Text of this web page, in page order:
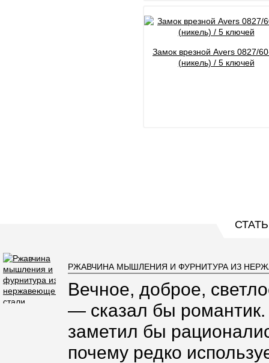
Замок врезной Avers 0827/
(никель) / 5 ключей
РЖАВЧИНА МЫШЛЕНИЯ И ФУРНИТУРА ИЗ
Вечное, доброе,
— сказал бы
заметил бы
почему редко